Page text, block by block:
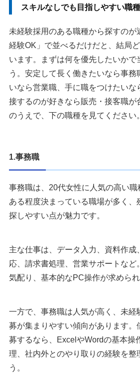
スキルなしでも目指しやすい職
未経験採用のある職種から探すのが
経験OK」で並べるだけだと、結局
います。まずは何を優先したいかで
う。安定して長く働きたいなら事務
いなら営業職、手に職をつけたいな
接するのが好きなら販売・接客職が
のうえで、下の職種を見てください。
1.事務職
事務職は、20代女性に人気の高い
ある程度決まっている職場が多く、
探しやすい点が魅力です。
主な仕事は、データ入力、資料作成
応、請求書処理、営業サポートなど
気配り、基本的なPC操作が求められ
一方で、事務職は人気が高く、未経
募が集まりやすい傾向があります。
募するなら、ExcelやWordの基本操
理、社内外とのやり取りの経験を整
う。